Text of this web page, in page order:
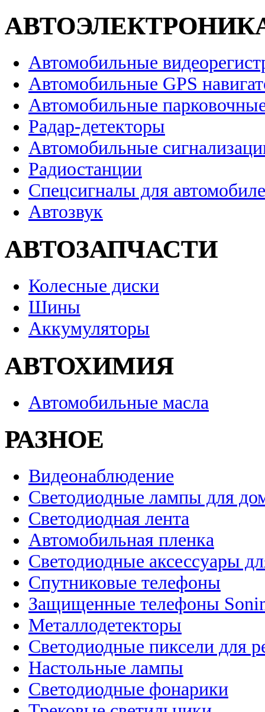
Автомобильные
Автомобильные GPS
Автомобильные
Радар-детекторы
Автомобильные
Радиостанции
Спецсигналы для
Автозвук
АВТОЗАПЧАСТИ
Колесные диски
Шины
Аккумуляторы
АВТОХИМИЯ
Автомобильные масла
РАЗНОЕ
Видеонаблюдение
Светодиодные лампы для
Светодиодная лента
Автомобильная пленка
Светодиодные аксессуары
Спутниковые телефоны
Защищенные телефоны
Металлодетекторы
Светодиодные пиксели для
Настольные лампы
Светодиодные фонарики